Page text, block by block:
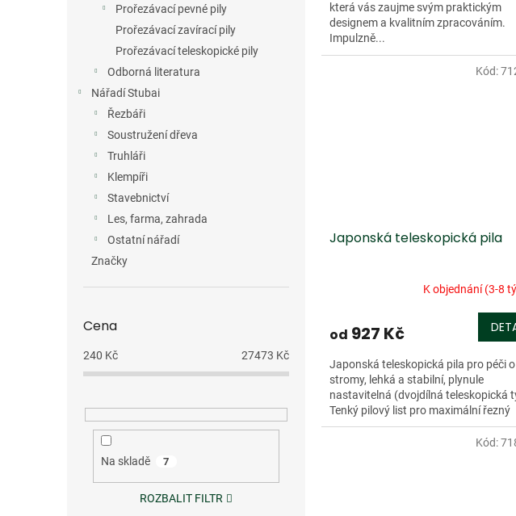
Prořezávací pevné pily
Prořezávací zavírací pily
Prořezávací teleskopické pily
Odborná literatura
Nářadí Stubai
Řezbáři
Soustružení dřeva
Truhláři
Klempíři
Stavebnictví
Les, farma, zahrada
Ostatní nářadí
Značky
Cena
240 Kč 27473 Kč
Na skladě 7
ROZBALIT FILTR
která vás zaujme svým praktickým
designem a kvalitním zpracováním.
Impulzně...
Japonská teleskopická pila
K objednání (3-8
od 927 Kč
Japonská teleskopická pila pro péči o
stromy, lehká a stabilní, plynule
nastavitelná (dvojdílná teleskopická
Tenký pilový list pro maximální řezný
výkon. Pro usnadnění...
Kód:
Kód: